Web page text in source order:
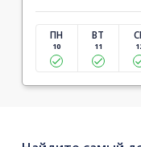
ПН
10
ВТ
11